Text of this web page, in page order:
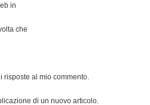
in
che
risposte al mio commento.
di un nuovo articolo.